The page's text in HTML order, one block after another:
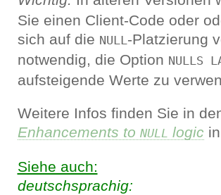
Sie einen Client-Code oder
sich auf die NULL -Platzierung
notwendig, die Option NULLS
aufsteigende Werte zu
Weitere Infos finden Sie in
Enhancements to NULL logic
Siehe auch:
deutschsprachig: